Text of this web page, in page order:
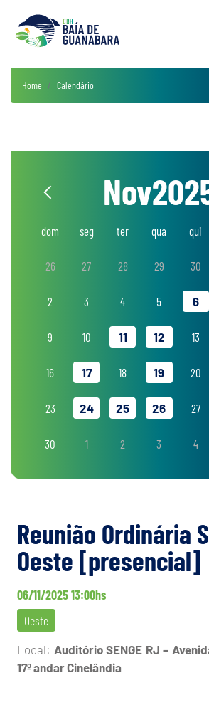
Home Calendário
Nov
dom seg ter qua qui
26 27 28 29 30
2 3 4 5 6
9 10 11 12 13
16 17 18 19 20
23 24 25 26 27
30 1 2 3 4
Reunião Ordinária
Oeste [presencial]
06/11/2025 13:00hs
Oeste
Local: Auditório SENGE RJ –
17º andar Cinelândia